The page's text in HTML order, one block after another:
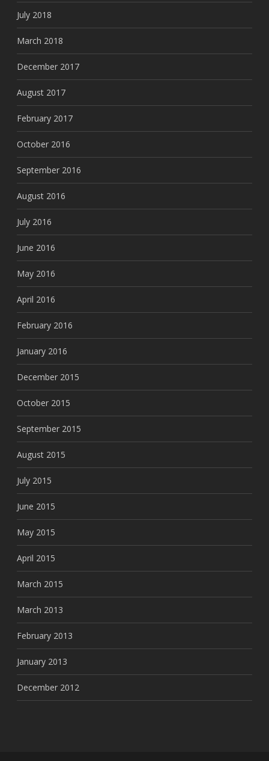
July 2018
March 2018
December 2017
August 2017
February 2017
October 2016
September 2016
August 2016
July 2016
June 2016
May 2016
April 2016
February 2016
January 2016
December 2015
October 2015
September 2015
August 2015
July 2015
June 2015
May 2015
April 2015
March 2015
March 2013
February 2013
January 2013
December 2012